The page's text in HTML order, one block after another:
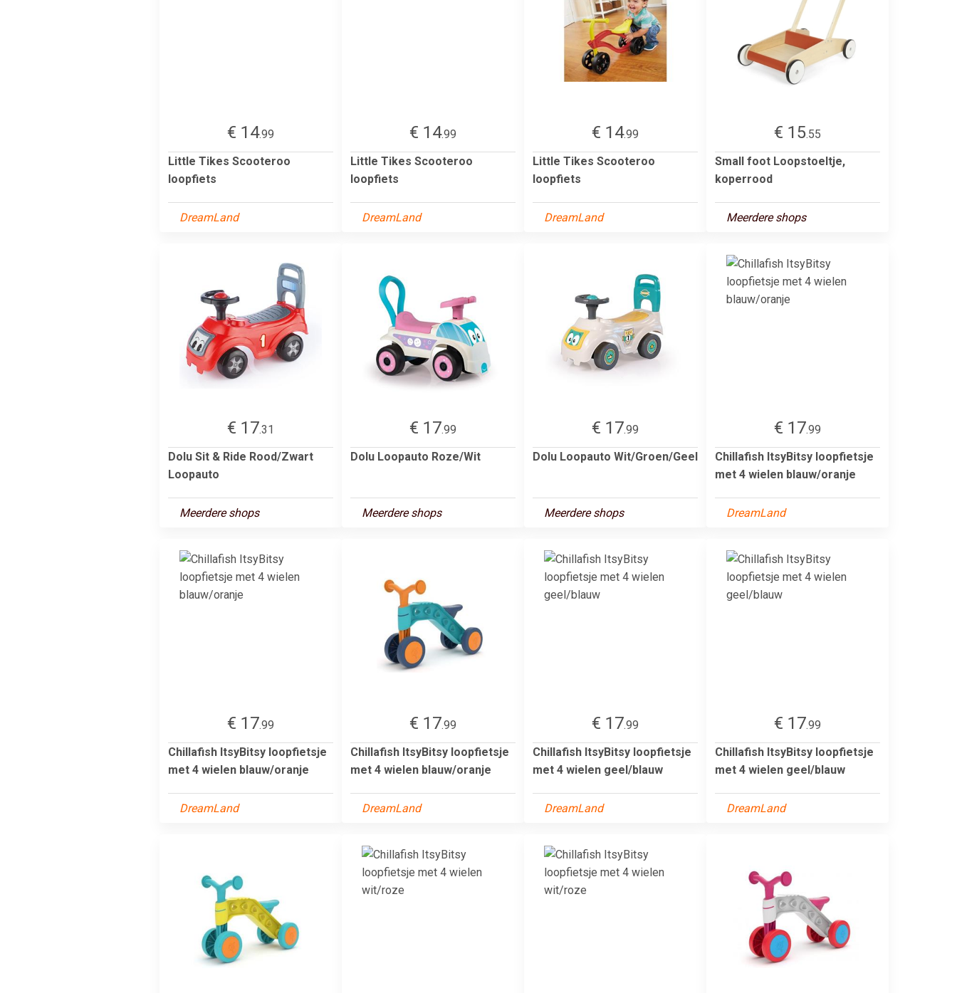
€ 14.99
Little Tikes Scooteroo
loopfiets
DreamLand
€ 14.99
Little Tikes Scooteroo
loopfiets
DreamLand
€ 14.99
Little Tikes Scooteroo
loopfiets
DreamLand
€ 15.55
Small foot Loopstoeltje,
koperrood
Meerdere shops
€ 17.31
Dolu Sit & Ride Rood/Zwart
Loopauto
Meerdere shops
€ 17.99
Dolu Loopauto Roze/Wit
Meerdere shops
€ 17.99
Dolu Loopauto Wit/Groen/Geel
Meerdere shops
€ 17.99
Chillafish ItsyBitsy loopfietsje
met 4 wielen blauw/oranje
DreamLand
€ 17.99
Chillafish ItsyBitsy loopfietsje
met 4 wielen blauw/oranje
DreamLand
€ 17.99
Chillafish ItsyBitsy loopfietsje
met 4 wielen blauw/oranje
DreamLand
€ 17.99
Chillafish ItsyBitsy loopfietsje
met 4 wielen geel/blauw
DreamLand
€ 17.99
Chillafish ItsyBitsy loopfietsje
met 4 wielen geel/blauw
DreamLand